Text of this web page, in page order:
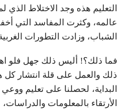
التعليم هذه وجد الاختلاط الذي
عالمه، وكثرت المفاسد التي
الشباب، وزادت التطورات
فما ذلك؟! أليس ذلك جهل فلو
ذلك والعمل على قلة انتشار كل
البداية، لحصلنا على تعليم
الأرتقاء بالمعلومات